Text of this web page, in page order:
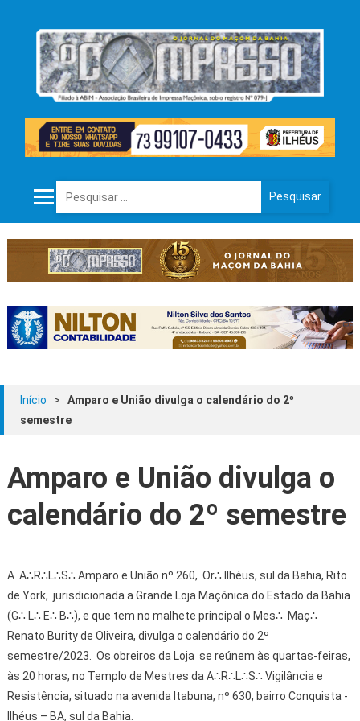
Pesquisar por:
Início >
Amparo e União divulga o calendário do 2º
semestre
Amparo e União divulga o
calendário do 2º semestre
A A∴R∴L∴S∴ Amparo e União nº 260, Or∴ Ilhéus, sul da Bahia, Rito
de York, jurisdicionada a Grande Loja Maçônica do Estado da Bahia
(G∴ L∴ E∴ B∴), e que tem no malhete principal o Mes∴ Maç∴
Renato Burity de Oliveira, divulga o calendário do 2º
semestre/2023. Os obreiros da Loja se reúnem às quartas-feiras,
às 20 horas, no Templo de Mestres da A∴R∴L∴S∴ Vigilância e
Resistência, situado na avenida Itabuna, nº 630, bairro Conquista -
Ilhéus – BA, sul da Bahia.